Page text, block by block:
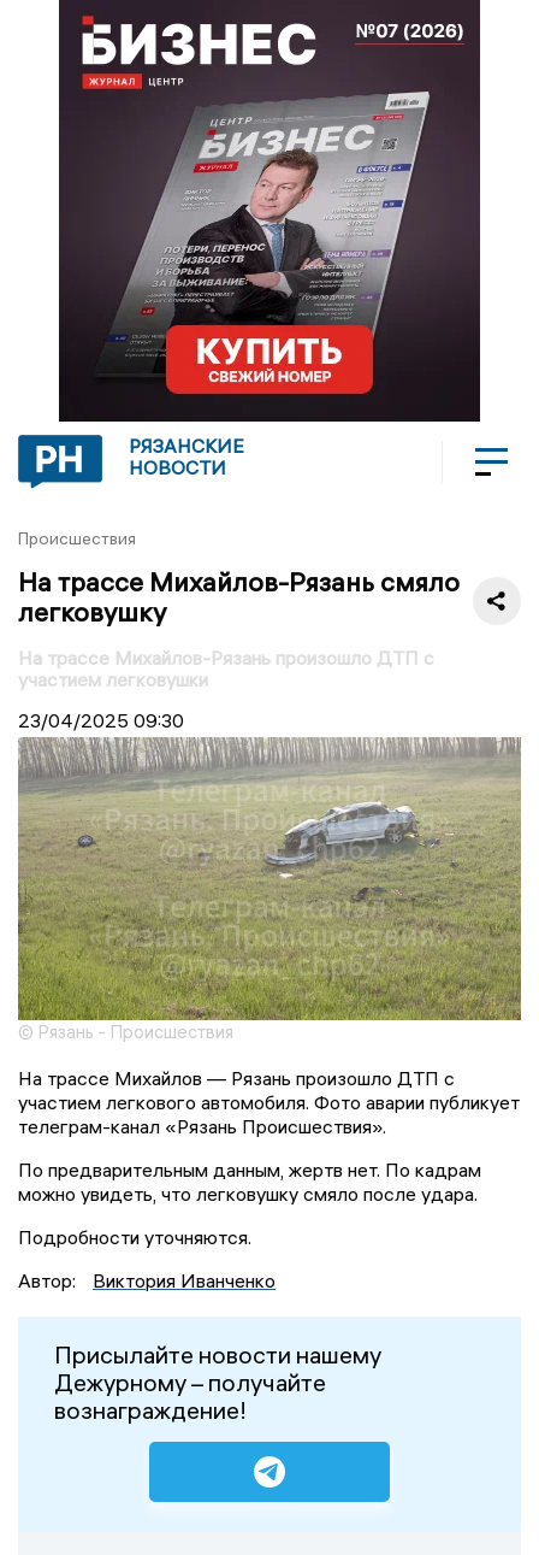
РЯЗАНСКИЕ
НОВОСТИ
Происшествия
На трассе Михайлов-Рязань смяло
легковушку
На трассе Михайлов-Рязань произошло ДТП с
участием легковушки
23/04/2025 09:30
© Рязань - Происшествия
На трассе Михайлов — Рязань произошло ДТП с
участием легкового автомобиля. Фото аварии публикует
телеграм-канал «Рязань Происшествия».
По предварительным данным, жертв нет. По кадрам
можно увидеть, что легковушку смяло после удара.
Подробности уточняются.
Автор:
Виктория Иванченко
Присылайте новости нашему
Дежурному – получайте
вознаграждение!